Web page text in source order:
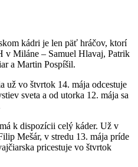
kádri je len päť hráčov, ktorí
v Miláne – Samuel Hlavaj, Patrik
a Martin Pospíšil.
už vo štvrtok 14. mája odcestuje
sveta a od utorka 12. mája sa
k dispozícii celý káder. Už v
Mešár, v stredu 13. mája príde
pricestuje vo štvrtok